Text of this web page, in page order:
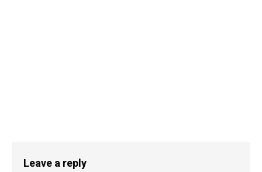
Leave a reply